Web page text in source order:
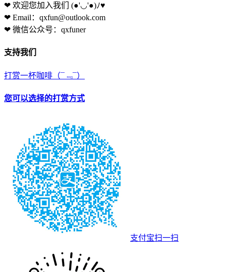
❤ 欢迎您加入我们 (●'◡'●)ﾉ♥
❤ Email：qxfun@outlook.com
❤ 微信公众号：qxfuner
支持我们
打赏一杯咖啡 （¯﹃¯）
您可以选择的打赏方式
支付宝扫一扫